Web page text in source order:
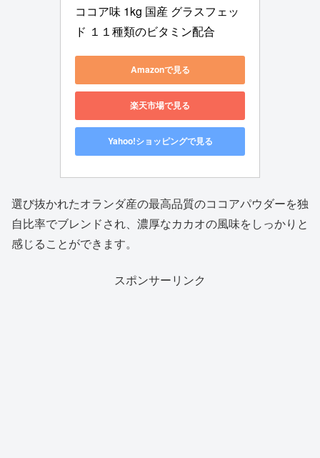
ココア味 1kg 国産 グラスフェッ
ド １１種類のビタミン配合
Amazonで見る
楽天市場で見る
Yahoo!ショッピングで見る
選び抜かれたオランダ産の最高品質のココアパウダーを独
自比率でブレンドされ、濃厚なカカオの風味をしっかりと
感じることができます。ㅤㅤ
スポンサーリンク